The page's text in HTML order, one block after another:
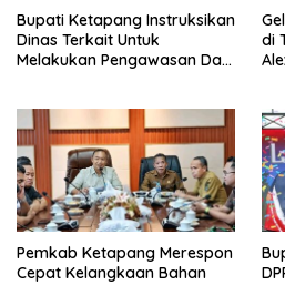
Bupati Ketapang Instruksikan
Dinas Terkait Untuk
Melakukan Pengawasan Dan
di
Pemkab Ketapang Merespon
Cepat Kelangkaan Bahan